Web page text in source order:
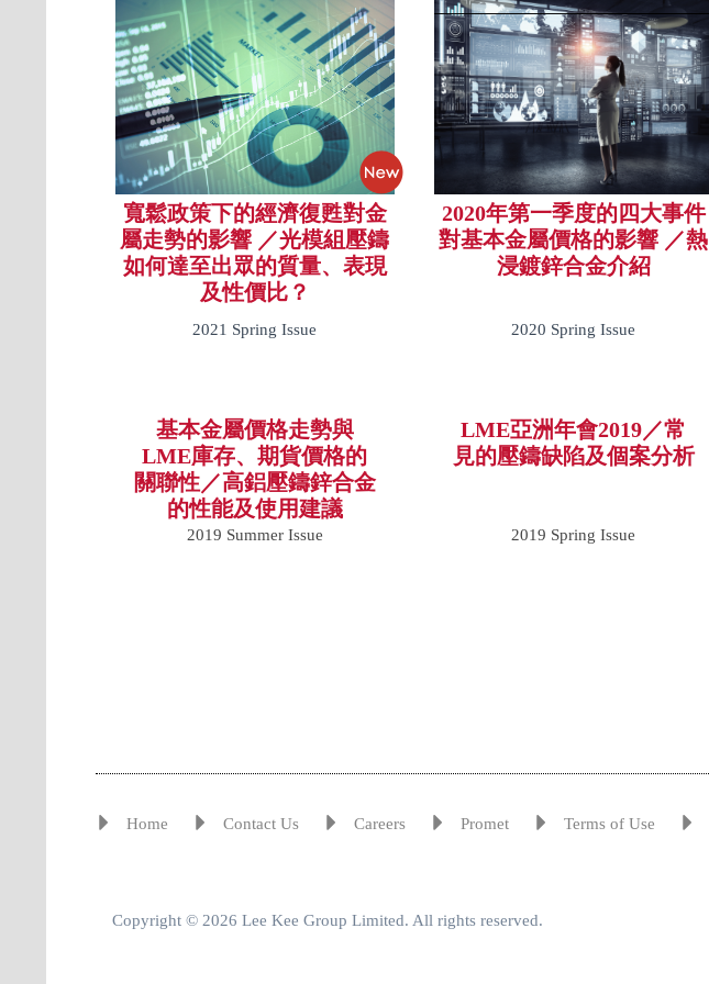
寬鬆政策下的經濟復甦對金
屬走勢的影響 ／光模組壓鑄
如何達至出眾的質量、表現
及性價比？
2021 Spring Issue
2020年第一季度的四大事件
對基本金屬價格的影響 ／熱
浸鍍鋅合金介紹
2020 Spring Issue
基本金屬價格走勢與
LME庫存、期貨價格的
關聯性／高鋁壓鑄鋅合金
的性能及使用建議
2019 Summer Issue
LME亞洲年會2019／常
見的壓鑄缺陷及個案分析
2019 Spring Issue
Home Contact Us Careers Promet Terms of Use
Copyright © 2026 Lee Kee Group Limited. All rights reserved.